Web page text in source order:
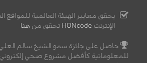
يحقق معايير الهيئة العالمية للمواقع
الإنترنت HONcode تحقق من هنا
حاصل على جائزة سمو الشيخ سالم
للمعلوماتية كأفضل مشروع صحي